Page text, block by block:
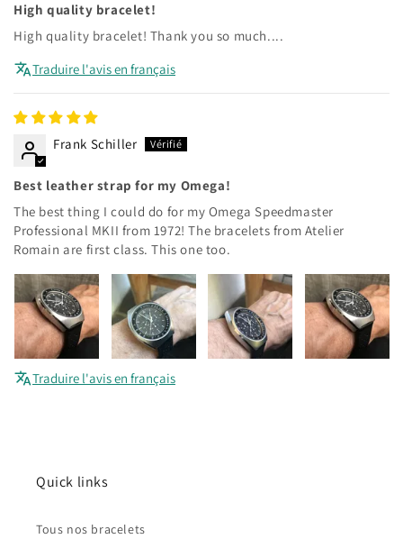
High quality bracelet!
High quality bracelet! Thank you so much....
Traduire l'avis en français
Frank Schiller
Best leather strap for my Omega!
The best thing I could do for my Omega Speedmaster
Professional MKII from 1972! The bracelets from Atelier
Romain are first class. This one too.
Traduire l'avis en français
Quick links
Tous nos bracelets